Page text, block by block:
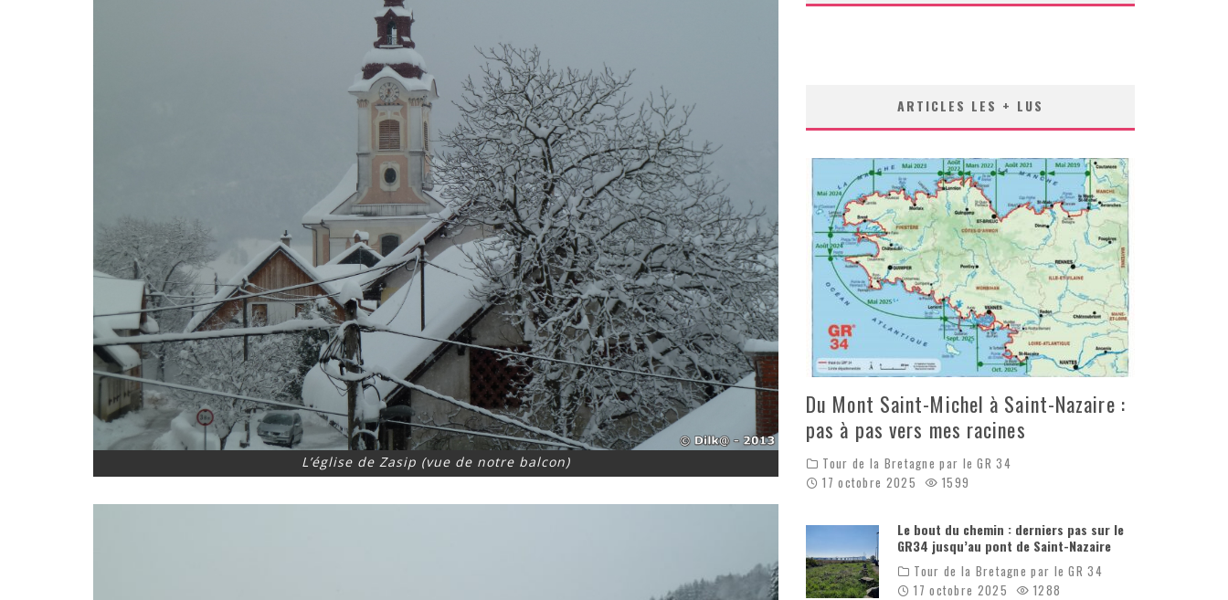
L’église de Zasip (vue de notre balcon)
ARTICLES LES + LUS
Du Mont Saint-Michel à Saint-Nazaire :
pas à pas vers mes racines
Tour de la Bretagne par le GR 34
17 octobre 2025
1599
Le bout du chemin : derniers pas sur le
GR34 jusqu’au pont de Saint-Nazaire
Tour de la Bretagne par le GR 34
17 octobre 2025
1288